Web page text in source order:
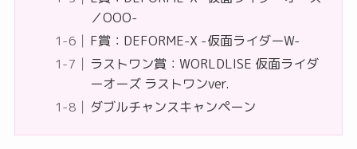
／OOO-
F賞：DEFORME-X -仮面ライダーW-
ラストワン賞：WORLDLISE 仮面ライダ
ーオーズ ラストワンver.
ダブルチャンスキャンペーン